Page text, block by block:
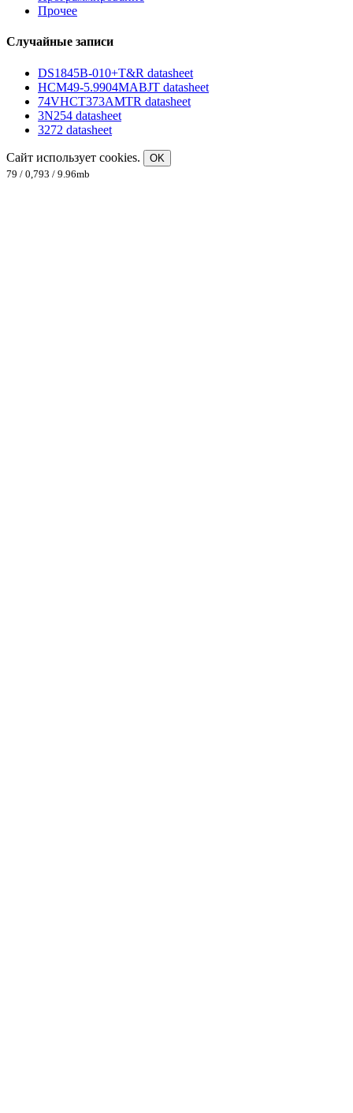
Прочее
Случайные записи
DS1845B-010+T&R datasheet
HCM49-5.9904MABJT datasheet
74VHCT373AMTR datasheet
3N254 datasheet
3272 datasheet
Сайт использует cookies.
OK
79 / 0,793 / 9.96mb